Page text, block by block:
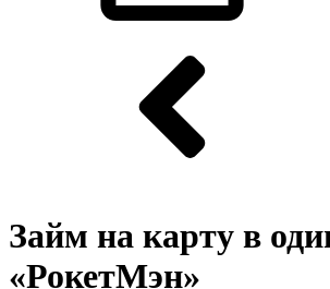
Займ на карту в
«РокетМэн»